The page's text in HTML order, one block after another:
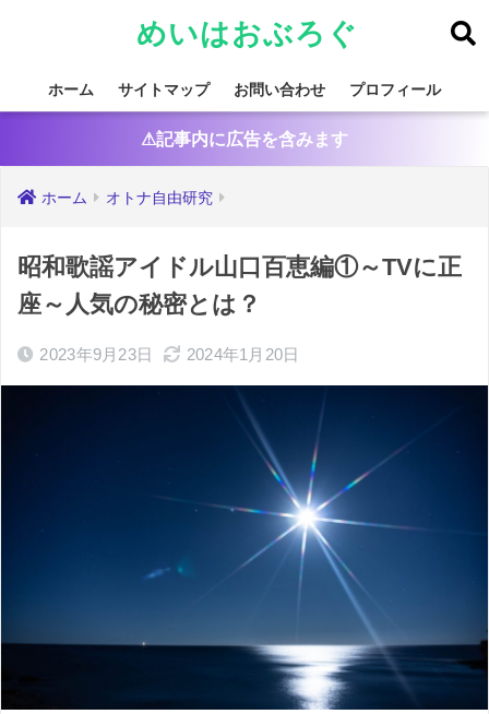
めいはおぶろぐ
ホーム サイトマップ お問い合わせ プロフィール
⚠記事内に広告を含みます
ホーム オトナ自由研究
昭和歌謡アイドル山口百恵編①～TVに正
座～人気の秘密とは？
2023年9月23日 2024年1月20日